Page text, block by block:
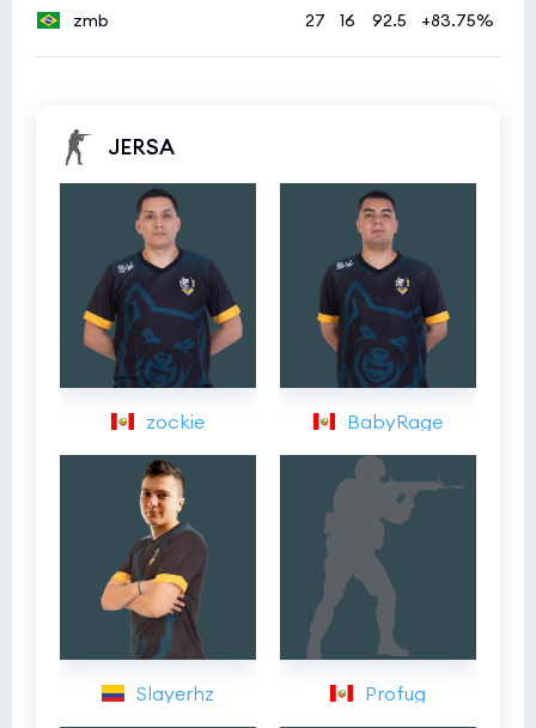
zmb 27 16 92.5 +83.75%
JERSA
zockie BabyRage
Slayerhz Profug